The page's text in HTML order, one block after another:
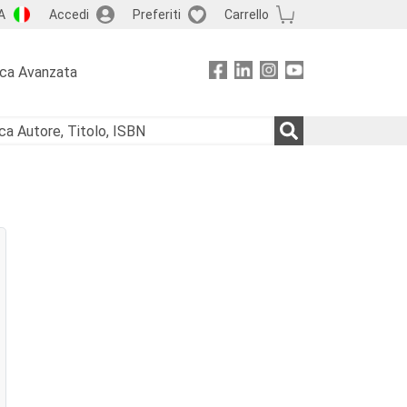
Accedi Preferiti Carrello
Avanzata